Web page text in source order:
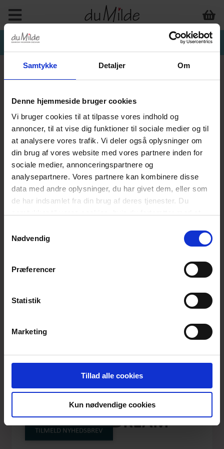
Samtykke Detaljer Om
Denne hjemmeside bruger cookies
Vi bruger cookies til at tilpasse vores indhold og
annoncer, til at vise dig funktioner til sociale medier og til
at analysere vores trafik. Vi deler også oplysninger om
din brug af vores website med vores partnere inden for
sociale medier, annonceringspartnere og
analysepartnere. Vores partnere kan kombinere disse
data med andre oplysninger, du har givet dem, eller som
de har indsamlet fra din brug af deres tjenester. Du
Nødvendig
Præferencer
Statistik
Marketing
Tillad alle cookies
Kun nødvendige cookies
ETSNOWDROP
MIDNIGHT DREAM
Produktnummer: AW25-etc-030B
TILMELD NYHEDSBREV